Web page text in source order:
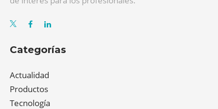
Categorías
Actualidad
Productos
Tecnología